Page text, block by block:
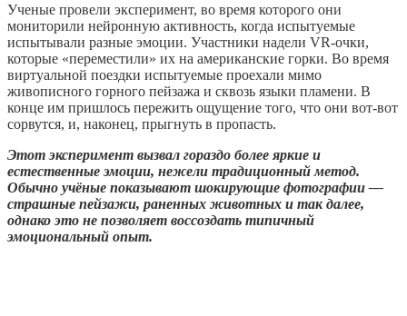
Ученые провели эксперимент, во время которого они
мониторили нейронную активность, когда испытуемые
испытывали разные эмоции. Участники надели VR-очки,
которые «переместили» их на американские горки. Во время
виртуальной поездки испытуемые проехали мимо
живописного горного пейзажа и сквозь языки пламени. В
конце им пришлось пережить ощущение того, что они вот-вот
сорвутся, и, наконец, прыгнуть в пропасть.
Этот эксперимент вызвал гораздо более яркие и
естественные эмоции, нежели традиционный метод.
Обычно учёные показывают шокирующие фотографии —
страшные пейзажи, раненных животных и так далее,
однако это не позволяет воссоздать типичный
эмоциональный опыт.